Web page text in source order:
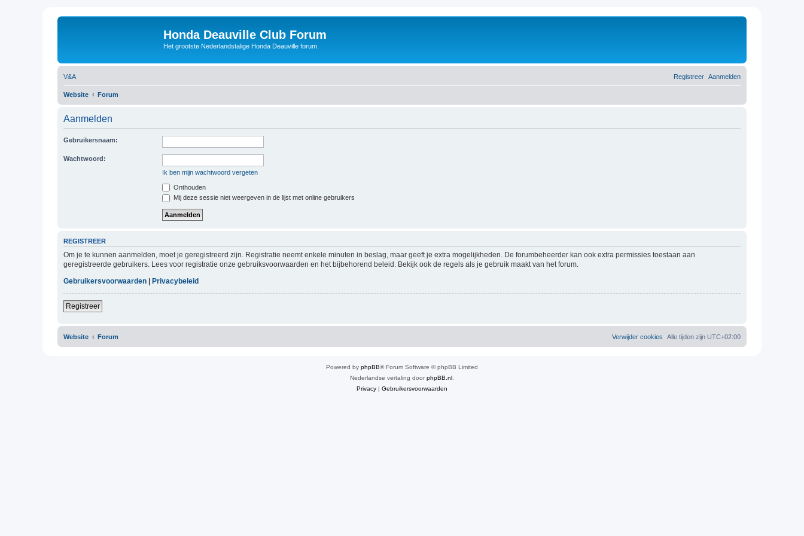
Honda Deauville Club Forum
Het grootste Nederlandstalige Honda Deauville forum.
V&A Aanmelden
Registreer
Website Forum
Aanmelden
Gebruikersnaam:
Wachtwoord:
Ik ben mijn wachtwoord vergeten
Onthouden
Mij deze sessie niet weergeven in de lijst met online gebruikers
REGISTREER
Om je te kunnen aanmelden, moet je geregistreerd zijn. Registratie neemt enkele minuten in beslag, maar geeft je extra mogelijkheden. De forumbeheerder kan ook extra permissies toestaan aan
geregistreerde gebruikers. Lees voor registratie onze gebruiksvoorwaarden en het bijbehorend beleid. Bekijk ook de regels als je gebruik maakt van het forum.
Gebruikersvoorwaarden
Privacybeleid
Registreer
Website Forum Alle tijden zijn UTC+02:00
Verwijder cookies
Powered by phpBB® Forum Software © phpBB Limited
Nederlandse vertaling doorphpBB.nl.
Privacy | Gebruikersvoorwaarden